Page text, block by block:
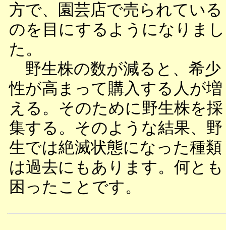
方で、園芸店で売られている
のを目にするようになりまし
た。
野生株の数が減ると、希少
性が高まって購入する人が増
える。そのために野生株を採
集する。そのような結果、野
生では絶滅状態になった種類
は過去にもあります。何とも
困ったことです。